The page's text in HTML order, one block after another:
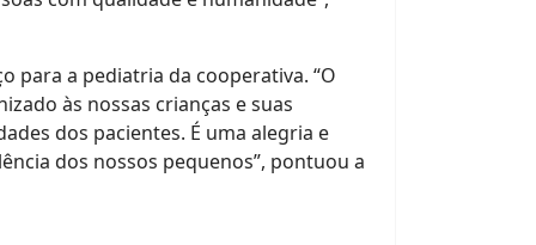
para a pediatria da cooperativa. “O
às nossas crianças e suas
dos pacientes. É uma alegria e
dos nossos pequenos”, pontuou a